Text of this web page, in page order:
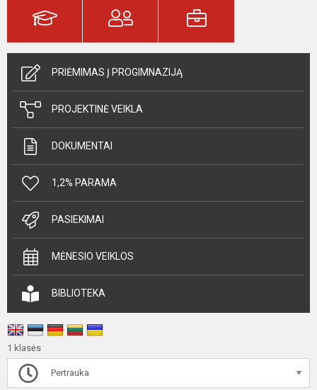
PRIĖMIMAS Į PROGIMNAZIJĄ
PROJEKTINĖ VEIKLA
DOKUMENTAI
1,2% PARAMA
PASIEKIMAI
MĖNESIO VEIKLOS
BIBLIOTEKA
1 klasės
Pertrauka